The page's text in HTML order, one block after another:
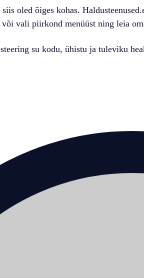
oled õiges kohas.
vali piirkond menüüst ning leia
su kodu, ühistu ja tuleviku